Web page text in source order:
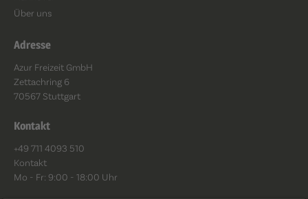
Über uns
Adresse
Azur Freizeit GmbH
Zettachring 6
70567 Stuttgart
Kontakt
+49 711 4093 510
Kontakt
Mo - Fr: 9:00 - 18:00 Uhr